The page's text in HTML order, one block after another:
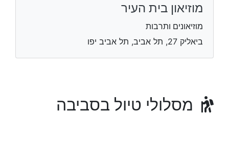
מוזיאון בית העיר
מוזיאונים ותרבות
ביאליק 27, תל אביב, תל אביב יפו
מסלולי טיול בסביבה